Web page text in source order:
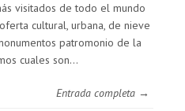
visitados de todo el mundo
cultural, urbana, de nieve
patromonio de la
cuales son…
Entrada completa →